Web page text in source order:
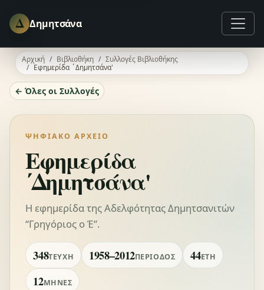
Δ Δημητσάνα
Αρχική Βιβλιοθήκη
Συλλογές Βιβλιοθήκης
Εφημερίδα ΄Δημητσάνα'
← Όλες οι Συλλογές
ΨΗΦΙΑΚΌ ΑΡΧΕΊΟ
Εφημερίδα
΄Δημητσάνα'
Η εφημερίδα της Αδελφότητας Δημητσανιτών
“Γρηγόριος ο Έ”.
348ΤΕΎΧΗ 1958–2012ΠΕΡΊΟΔΟΣ 44ΈΤΗ
12ΜΉΝΕΣ